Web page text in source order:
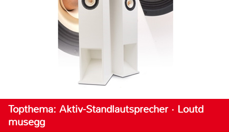
Topthema: Aktiv-Standlautsprecher · Loutd
musegg